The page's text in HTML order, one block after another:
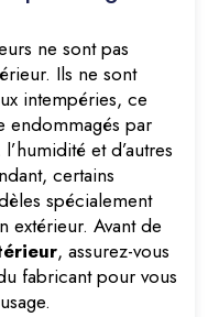
ne sont pas
Ils ne sont
intempéries, ce
endommagés par
et d’autres
certains
spécialement
extérieur. Avant de
, assurez-vous
fabricant pour vous